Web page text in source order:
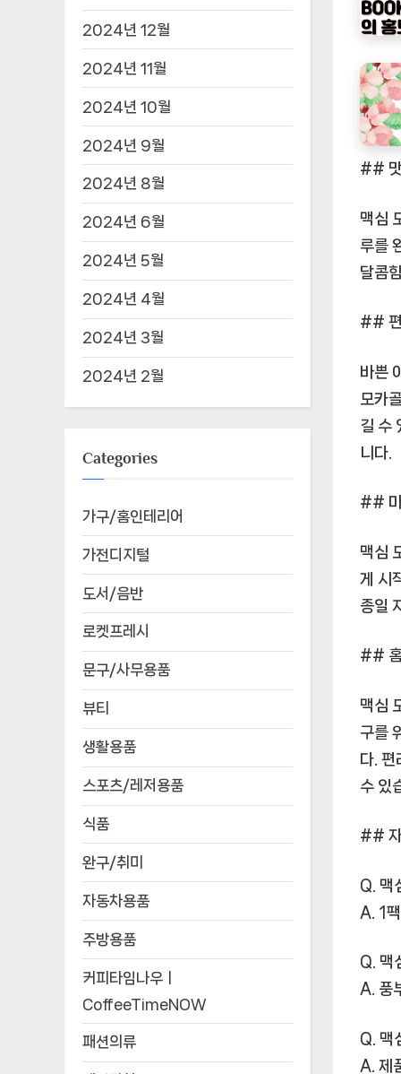
## 맛
맥심
루를
달콤
## 편
바쁜
모카
길 수
니다.
## 마
맥심
게 시
종일
## 홈
맥심
구를
다. 편
수 있
## 자
Q. 맥
A. 1
Q. 맥
A. 풍
Q. 맥
A. 제
2024년 12월
2024년 11월
2024년 10월
2024년 9월
2024년 8월
2024년 6월
2024년 5월
2024년 4월
2024년 3월
2024년 2월
Categories
가구/홈인테리어
가전디지털
도서/음반
로켓프레시
문구/사무용품
뷰티
생활용품
스포츠/레저용품
식품
완구/취미
자동차용품
주방용품
커피타임나우ㅣ
CoffeeTimeNOW
패션의류